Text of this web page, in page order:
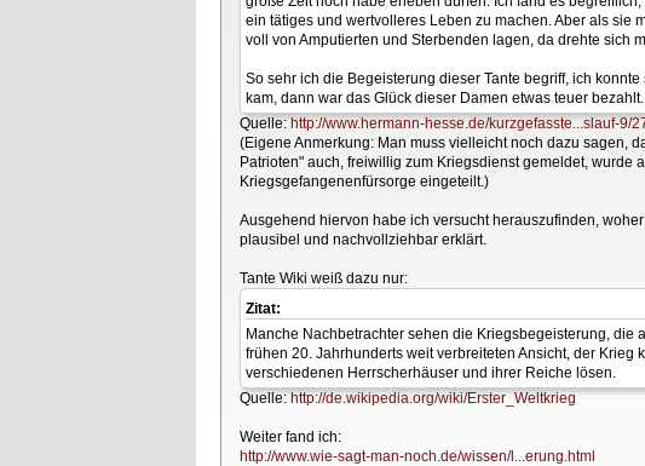
ein tätiges und wertvolleres Leben zu machen. Aber als sie
voll von Amputierten und Sterbenden lagen, da drehte sich
So sehr ich die Begeisterung dieser Tante begriff, ich
kam, dann war das Glück dieser Damen etwas teuer bezahlt.
Quelle: http://www.hermann-hesse.de/kurzgefasste...slauf-9/
(Eigene Anmerkung: Man muss vielleicht noch dazu sagen,
Patrioten" auch, freiwillig zum Kriegsdienst gemeldet,
Kriegsgefangenenfürsorge eingeteilt.)
Ausgehend hiervon habe ich versucht herauszufinden,
plausibel und nachvollziehbar erklärt.
Tante Wiki weiß dazu nur:
Zitat:
Manche Nachbetrachter sehen die Kriegsbegeisterung,
frühen 20. Jahrhunderts weit verbreiteten Ansicht, der
verschiedenen Herrscherhäuser und ihrer Reiche lösen.
Quelle: http://de.wikipedia.org/wiki/Erster_Weltkrieg
Weiter fand ich:
http://www.wie-sagt-man-noch.de/wissen/l...erung.html